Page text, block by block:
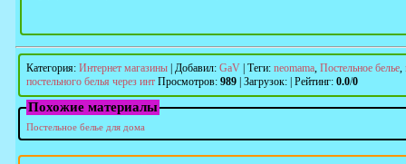
Категория: Интернет магазины Добавил: GaV Теги: neomama, Постельное белье,
постельного белья через инт Просмотров: 989 Загрузок: Рейтинг: 0.0/0
Похожие материалы
Постельное белье для дома